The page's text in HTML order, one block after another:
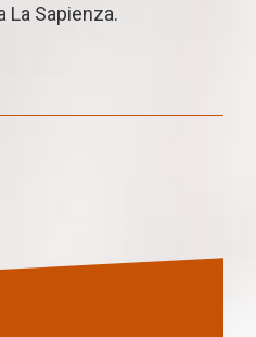
La Sapienza.